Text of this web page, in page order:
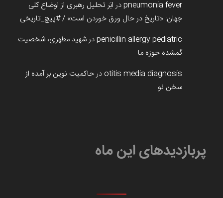
pneumonia feverدر ابَر تحلیل رهبری از اوضاع کلی
جهان: «تاریخ در حال ورق خوردن است» / #پیچ_تاریخی
penicillin allergy pediatricدرشهید مطهری، شخصیت
گمشده حوزه ما
otitis media diagnosisدرحاکمیت نوین بر آمده از
سخن نو
پربازدیدهای این ماه